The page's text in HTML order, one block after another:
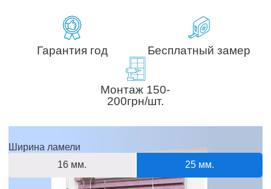
Гарантия год Бесплатный замер
Монтаж 150-
200грн/шт.
Ширина ламели
16 мм.
25 мм.